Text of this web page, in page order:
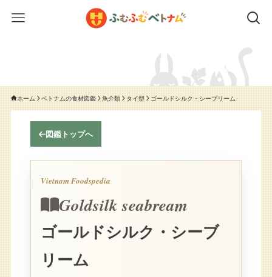
ホーム ベトナムの食材図鑑 魚介類 タイ型 ゴールドシルク・シーブリーム
図鑑トップへ
Vietnam Foodspedia
Goldsilk seabream
ゴールドシルク・シーブ
リーム